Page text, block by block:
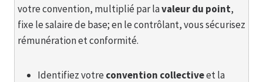
votre convention, multiplié par lavaleur du point,
fixe le salaire de base; en le contrôlant, vous sécurisez
rémunération et conformité.
Identifiez votre convention collectiveet la